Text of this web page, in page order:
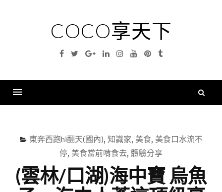
COCO享天下
Facebook
TwitterGoogleLinkedinInstagramYouTubePinterest
Tumblr
東奔西跑hi翻天(國內), 知識家, 美食, 美食口水流不
停, 美食當前啃食去, 體驗分享
(雲林/口湖)海中寶 烏魚